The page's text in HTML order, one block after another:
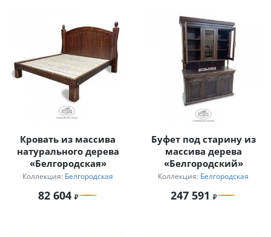
Кровать из массива
натурального дерева
«Белгородская»
Коллекция: Белгородская
82 604
Буфет под старину из
массива дерева
«Белгородский»
Коллекция: Белгородская
247 591